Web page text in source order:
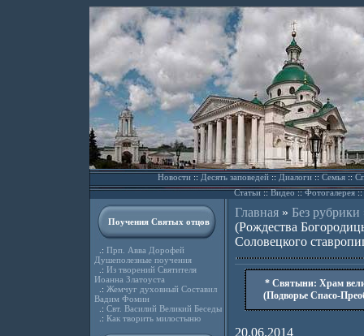
Новости::Десять заповедей::Диалоги::Семья::
Статьи::Видео ::Фотогалерея::
Поучения Святых отцов
.: Прп. Авва Дорофей
Душеполезные поучения
.: Из творений Святителя
Иоанна Златоуста
.: Жемчуг духовный Составил
Вадим Фомин
.: Свт. Василий Великий Беседы
.: Как творить милостыню
Главная» Без рубрики
(Рождества
Соловецкого
* Святыни: Храм
(Подворье Спасо-
20.06.2014